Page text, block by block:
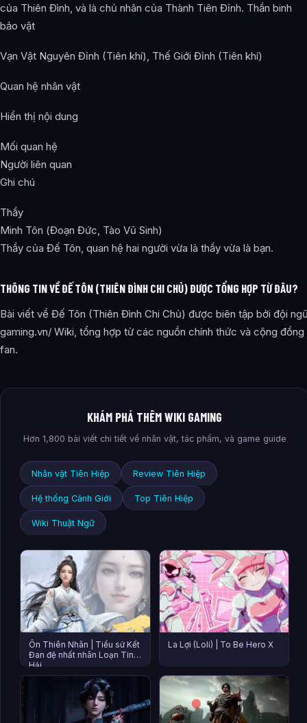
của Thiên Đình, và là chủ nhân của Thành Tiên Đỉnh. Thần binh
bảo vật
Vạn Vật Nguyên Đỉnh (Tiên khí), Thế Giới Đỉnh (Tiên khí)
Quan hệ nhân vật
Hiển thị nội dung
Mối quan hệ
Người liên quan
Ghi chú
Thầy
Minh Tôn (Đoạn Đức, Tào Vũ Sinh)
Thầy của Đế Tôn, quan hệ hai người vừa là thầy vừa là bạn.
THÔNG TIN VỀ ĐẾ TÔN (THIÊN ĐÌNH CHI CHỦ) ĐƯỢC TỔNG HỢP TỪ ĐÂU?
Bài viết về Đế Tôn (Thiên Đình Chi Chủ) được biên tập bởi đội
gaming.vn/ Wiki, tổng hợp từ các nguồn chính thức và cộng đồng
fan.
KHÁM PHÁ THÊM WIKI GAMING
Hơn 1,800 bài viết chi tiết về nhân vật, tác phẩm, và game guide
Nhân vật Tiên Hiệp Review Tiên Hiệp
Hệ thống Cảnh Giới Top Tiên Hiệp
Wiki Thuật Ngữ
Ôn Thiên Nhân | Tiểu sử Kết
Đan đệ nhất nhân Loạn Tinh
Hải
La Lợi (Loli) | To Be Hero X